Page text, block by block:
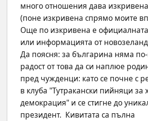
много отношения дава
(поне изкривена спрямо моите
Още по изкривена е официалната
или информацията от
Да поясня: за българина няма
радост от това да си наплюе
пред чужденци: като се почне с
в клуба "Тутракански пийняци за
демокрация" и се стигне до
президент.  Кивитата са пълна